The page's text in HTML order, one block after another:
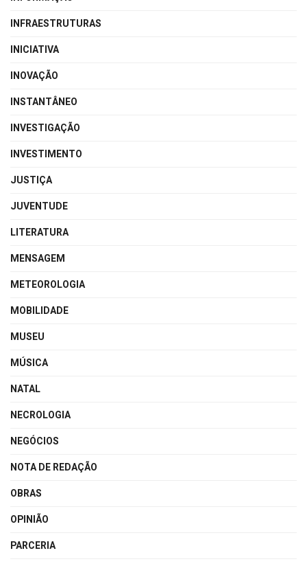
INFRAESTRUTURAS
INICIATIVA
INOVAÇÃO
INSTANTÂNEO
INVESTIGAÇÃO
INVESTIMENTO
JUSTIÇA
JUVENTUDE
LITERATURA
MENSAGEM
METEOROLOGIA
MOBILIDADE
MUSEU
MÚSICA
NATAL
NECROLOGIA
NEGÓCIOS
NOTA DE REDAÇÃO
OBRAS
OPINIÃO
PARCERIA